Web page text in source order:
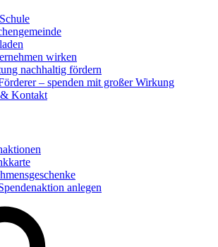
wirken
nachhaltig fördern
– spenden mit großer Wirkung
Kontakt
anlegen